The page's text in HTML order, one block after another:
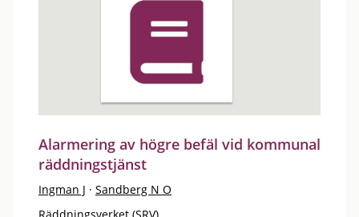
Alarmering av högre befäl vid kommunal
räddningstjänst
Ingman J · Sandberg N O
Räddningsverket (SRV)